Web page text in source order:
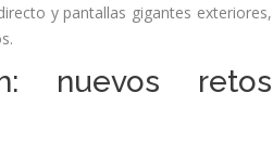
y pantallas gigantes exteriores,
nuevos retos